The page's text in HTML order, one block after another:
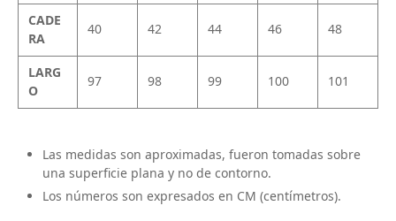
CADE
RA
40 42 44 46 48
LARG
O
97 98 99 100 101
Las medidas son aproximadas, fueron tomadas sobre
una superficie plana y no de contorno.
Los números son expresados en CM (centímetros).